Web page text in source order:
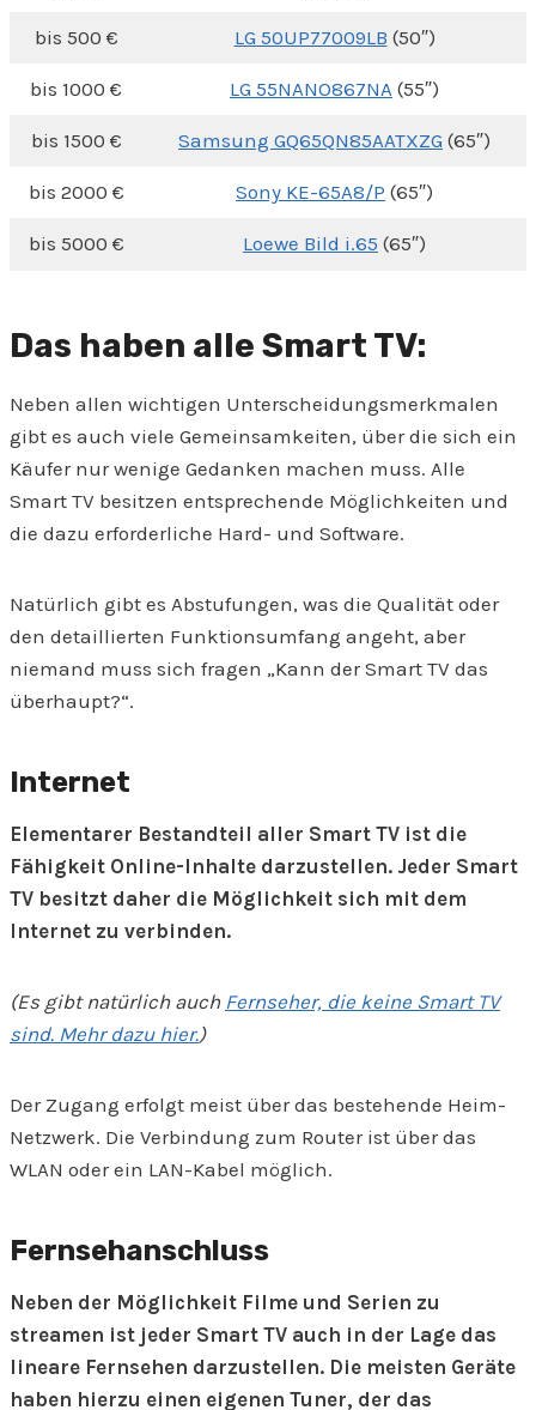
bis 500 € LG 50UP77009LB (50″)
bis 1000 € LG 55NANO867NA (55″)
bis 1500 € Samsung GQ65QN85AATXZG (65″)
bis 2000 € Sony KE-65A8/P (65″)
bis 5000 € Loewe Bild i.65 (65″)
Das haben alle Smart TV:
Neben allen wichtigen Unterscheidungsmerkmalen
gibt es auch viele Gemeinsamkeiten, über die sich ein
Käufer nur wenige Gedanken machen muss. Alle
Smart TV besitzen entsprechende Möglichkeiten und
die dazu erforderliche Hard- und Software.
Natürlich gibt es Abstufungen, was die Qualität oder
den detaillierten Funktionsumfang angeht, aber
niemand muss sich fragen „Kann der Smart TV das
überhaupt?“.
Internet
Elementarer Bestandteil aller Smart TV ist die
Fähigkeit Online-Inhalte darzustellen. Jeder Smart
TV besitzt daher die Möglichkeit sich mit dem
Internet zu verbinden.
(Es gibt natürlich auch Fernseher, die keine Smart TV
sind. Mehr dazu hier.)
Der Zugang erfolgt meist über das bestehende Heim-
Netzwerk. Die Verbindung zum Router ist über das
WLAN oder ein LAN-Kabel möglich.
Fernsehanschluss
Neben der Möglichkeit Filme und Serien zu
streamen ist jeder Smart TV auch in der Lage das
lineare Fernsehen darzustellen. Die meisten Geräte
haben hierzu einen eigenen Tuner, der das